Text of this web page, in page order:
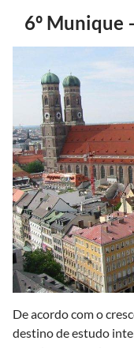
6º Munique
De acordo com o
destino de estudo